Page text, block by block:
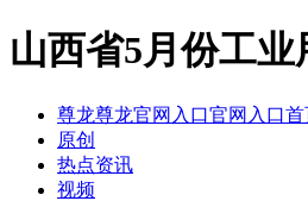
山西省5月份工
尊龙尊龙官网入口官网入口首
原创
热点资讯
视频